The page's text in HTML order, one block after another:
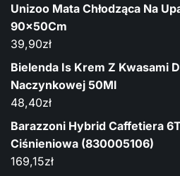
Unizoo Mata Chłodząca Na
90x50Cm
39,90zł
Bielenda Is Krem Z Kwasami
Naczynkowej 50Ml
48,40zł
Barazzoni Hybrid Caffetiera
Ciśnieniowa (830005106)
169,15zł